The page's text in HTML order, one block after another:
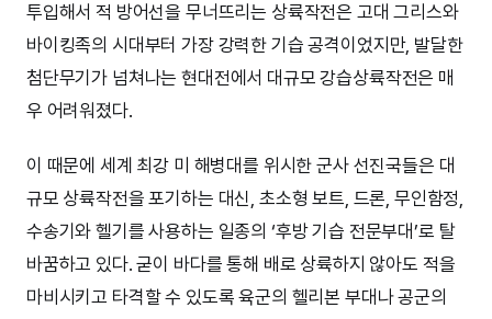
투입해서 적 방어선을 무너뜨리는 상륙작전은 고대 그리스와
바이킹족의 시대부터 가장 강력한 기습 공격이었지만, 발달한
첨단무기가 넘쳐나는 현대전에서 대규모 강습상륙작전은 매
우 어려워졌다.
이 때문에 세계 최강 미 해병대를 위시한 군사 선진국들은 대
규모 상륙작전을 포기하는 대신, 초소형 보트, 드론, 무인함정,
수송기와 헬기를 사용하는 일종의 ‘후방 기습 전문부대’로 탈
바꿈하고 있다. 굳이 바다를 통해 배로 상륙하지 않아도 적을
마비시키고 타격할 수 있도록 육군의 헬리본 부대나 공군의